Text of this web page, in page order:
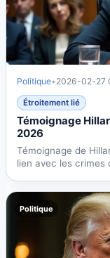
Politique• 2026-02-27
Étroitement lié
Témoignage
2026
Témoignage de
lien avec les crimes
Politique